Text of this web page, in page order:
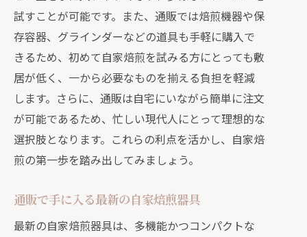
通販を活用した香り高い一杯の作り方
コーヒーの香りを引き立てる通販グッ
香りを楽しむ自家焙煎の通販テクニッ
ク
通販が可能にする自家焙煎の特別なひ
ととき
通販の生豆選びで始める焙煎の冒険
生豆の種類と通販での選び方
試すことが可能です。また、通販では焙煎機器や保
存容器、グラインダーなどの道具も手軽に購入で
きるため、初めて自家焙煎を試みる方にとっても敷
居が低く、一から必要なものを揃える負担を軽減
します。さらに、通販は自宅にいながら簡単に注文
が可能であるため、忙しい現代人にとって理想的な
選択肢となります。これらの利点を活かし、自家焙
煎の第一歩を踏み出してみましょう。
通販で手に入る最新の自家焙煎器具
最新の自家焙煎器具は、多機能かつコンパクトな